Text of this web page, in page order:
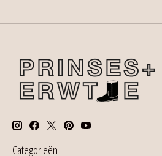
Categorieën